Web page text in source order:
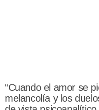
“Cuando el amor se
melancolía y los